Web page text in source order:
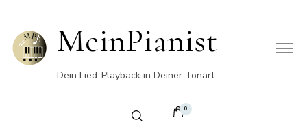
MeinPianist
Dein Lied-Playback in Deiner Tonart
0